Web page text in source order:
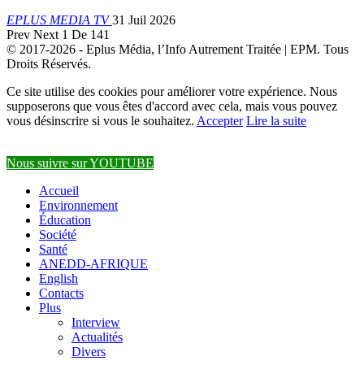
EPLUS MEDIA TV31 Juil 2026
Prev Next 1 De 141
© 2017-2026 - Eplus Média, l’Info Autrement Traitée | EPM. Tous
Droits Réservés.
Ce site utilise des cookies pour améliorer votre expérience. Nous
supposerons que vous êtes d'accord avec cela, mais vous pouvez
vous désinscrire si vous le souhaitez. Accepter Lire la suite
Nous suivre sur YOUTUBE
Accueil
Environnement
Éducation
Société
Santé
ANEDD-AFRIQUE
English
Contacts
Plus
Interview
Actualités
Divers